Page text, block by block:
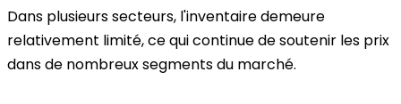
Dans plusieurs secteurs, l'inventaire demeure
relativement limité, ce qui continue de soutenir les prix
dans de nombreux segments du marché.